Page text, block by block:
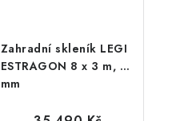
Zahradní skleník LEGI
ESTRAGON 8 x 3 m, 6
mm